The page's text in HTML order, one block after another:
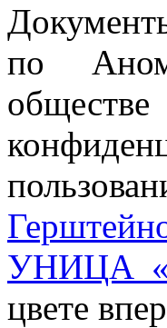
по
УНИЦА
цвете